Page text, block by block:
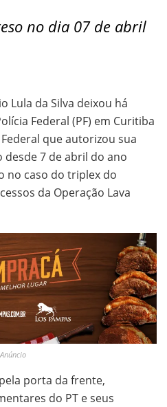
no dia 07 de abril
Lula da Silva deixou há
Federal (PF) em Curitiba
que autorizou sua
7 de abril do ano
no caso do triplex do
da Operação Lava
Anúncio
porta da frente,
do PT e seus